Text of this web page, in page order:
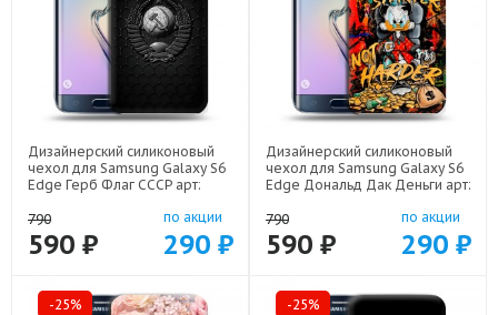
Дизайнерский силиконовый
чехол для Samsung Galaxy S6
Edge Герб Флаг СССР арт:
790
590 ₽
по акции
290 ₽
Дизайнерский силиконовый
чехол для Samsung Galaxy S6
Edge Дональд Дак Деньги арт:
790
590 ₽
по акции
290 ₽
-25% -25%